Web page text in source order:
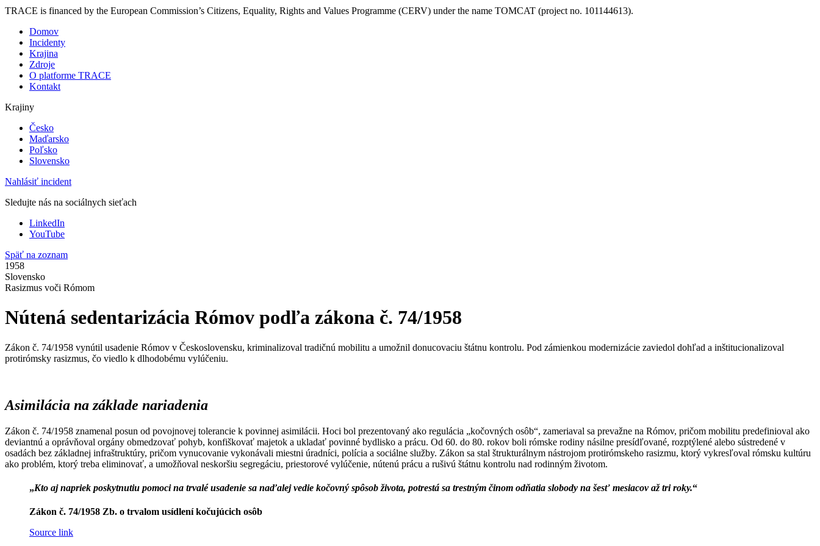
TRACE is financed by the European Commission’s Citizens, Equality, Rights and Values Programme (CERV) under the name TOMCAT (project no. 101144613).
Domov
Incidenty
Krajina
Zdroje
O platforme TRACE
Kontakt
Krajiny
Česko
Maďarsko
Poľsko
Slovensko
Nahlásiť incident
Sledujte nás na sociálnych sieťach
LinkedIn
YouTube
Späť na zoznam
1958
Slovensko
Rasizmus voči Rómom
Nútená sedentarizácia Rómov podľa zákona č. 74/1958
Zákon č. 74/1958 vynútil usadenie Rómov v Československu, kriminalizoval tradičnú mobilitu a umožnil donucovaciu štátnu kontrolu. Pod zámienkou modernizácie zaviedol dohľad a inštitucionalizoval
protirómsky rasizmus, čo viedlo k dlhodobému vylúčeniu.
Asimilácia na základe nariadenia
Zákon č. 74/1958 znamenal posun od povojnovej tolerancie k povinnej asimilácii. Hoci bol prezentovaný ako regulácia „kočovných osôb“, zameriaval sa prevažne na Rómov, pričom mobilitu predefinioval ako
deviantnú a oprávňoval orgány obmedzovať pohyb, konfiškovať majetok a ukladať povinné bydlisko a prácu. Od 60. do 80. rokov boli rómske rodiny násilne presídľované, rozptýlené alebo sústredené v
osadách bez základnej infraštruktúry, pričom vynucovanie vykonávali miestni úradníci, polícia a sociálne služby. Zákon sa stal štrukturálnym nástrojom protirómskeho rasizmu, ktorý vykresľoval rómsku kultúru
ako problém, ktorý treba eliminovať, a umožňoval neskoršiu segregáciu, priestorové vylúčenie, nútenú prácu a rušivú štátnu kontrolu nad rodinným životom.
„Kto aj napriek poskytnutiu pomoci na trvalé usadenie sa naďalej vedie kočovný spôsob života, potrestá sa trestným činom odňatia slobody na šesť mesiacov až tri roky.“
Zákon č. 74/1958 Zb. o trvalom usídlení kočujúcich osôb
Source link